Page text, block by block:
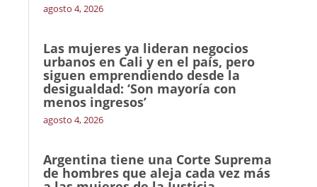
agosto 4, 2026
Las mujeres ya lideran negocios
urbanos en Cali y en el país, pero
siguen emprendiendo desde la
desigualdad: ‘Son mayoría con
menos ingresos’
agosto 4, 2026
Argentina tiene una Corte Suprema
de hombres que aleja cada vez más